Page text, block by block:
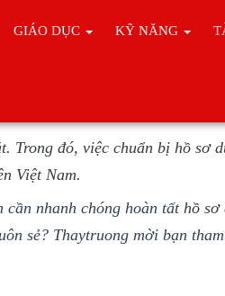
GIÁO DỤC KỸ NĂNG
Trong đó, việc chuẩn bị hồ sơ
Việt Nam.
nhanh chóng hoàn tất hồ sơ
sẻ? Thaytruong mời bạn